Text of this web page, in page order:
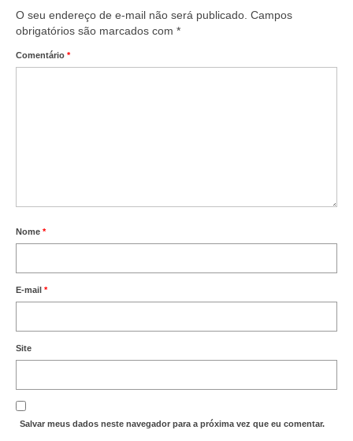
O seu endereço de e-mail não será publicado. Campos
obrigatórios são marcados com *
Comentário *
Nome *
E-mail *
Site
Salvar meus dados neste navegador para a próxima vez que eu comentar.